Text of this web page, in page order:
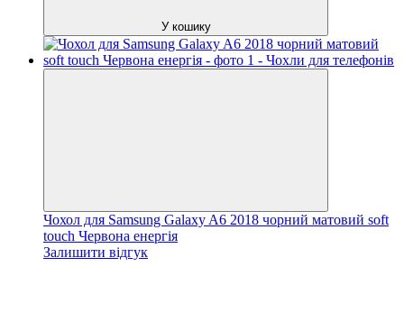
У кошику
Чохол для Samsung Galaxy A6 2018 чорний матовий soft
touch Червона енергія
Залишити відгук